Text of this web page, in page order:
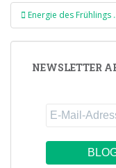
Energie des Frühlings
NEWSLETTER